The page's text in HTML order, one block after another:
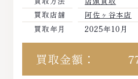
買取店舗
阿佐ヶ谷本店
買取年月
2025年10月
買取金額：